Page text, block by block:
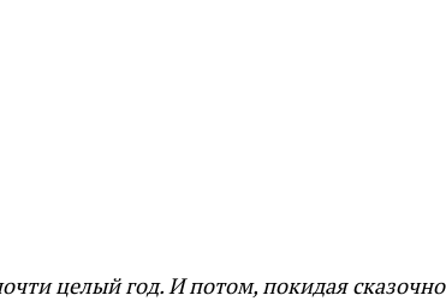
целый год. И потом, покидая сказочно